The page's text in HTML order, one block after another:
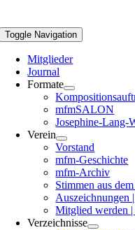
Toggle Navigation
Mitglieder
Journal
Formate
mfmSALON
Josephine-Lang-
Verein
Vorstand
mfm-Geschichte
mfm-Archiv
Stimmen aus
Auszeichnungen
Mitglied werden |
Verzeichnisse